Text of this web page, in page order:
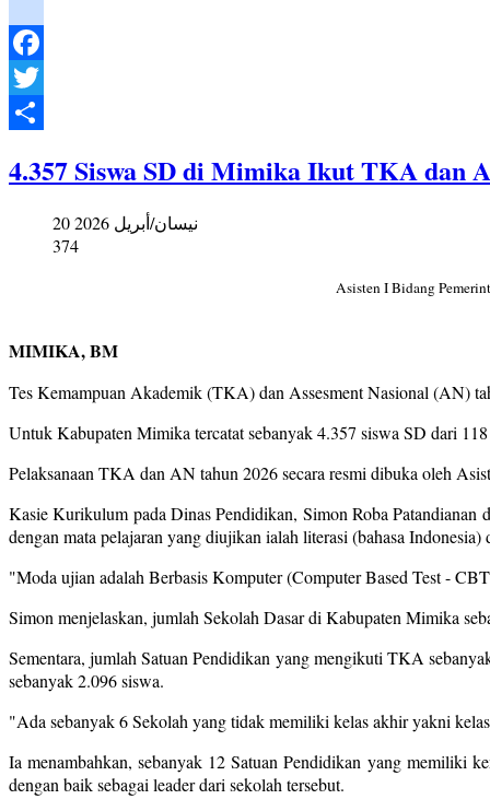
instagram
Facebook
Twitter
4.357 Siswa SD di Mimika Ikut TKA dan
20 نيسان/أبريل 2026
374
Asisten I Bidang
MIMIKA, BM
Tes Kemampuan Akademik (TKA) dan Assesment Nasional (AN)
Untuk Kabupaten Mimika tercatat sebanyak 4.357 siswa SD dari
Pelaksanaan TKA dan AN tahun 2026 secara resmi dibuka oleh
Kasie Kurikulum pada Dinas Pendidikan, Simon Roba
dengan mata pelajaran yang diujikan ialah literasi (bahasa Indonesia)
"Moda ujian adalah Berbasis Komputer (Computer Based Test -
Simon menjelaskan, jumlah Sekolah Dasar di Kabupaten Mimika
Sementara, jumlah Satuan Pendidikan yang mengikuti TKA
sebanyak 2.096 siswa.
"Ada sebanyak 6 Sekolah yang tidak memiliki kelas akhir yakni
Ia menambahkan, sebanyak 12 Satuan Pendidikan yang memiliki
dengan baik sebagai leader dari sekolah tersebut.